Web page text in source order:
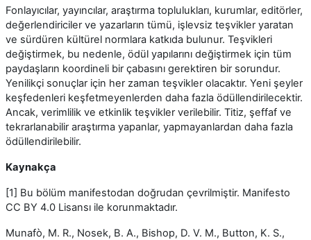
Fonlayıcılar, yayıncılar, araştırma toplulukları, kurumlar, editörler,
değerlendiriciler ve yazarların tümü, işlevsiz teşvikler yaratan
ve sürdüren kültürel normlara katkıda bulunur. Teşvikleri
değiştirmek, bu nedenle, ödül yapılarını değiştirmek için tüm
paydaşların koordineli bir çabasını gerektiren bir sorundur.
Yenilikçi sonuçlar için her zaman teşvikler olacaktır. Yeni şeyler
keşfedenleri keşfetmeyenlerden daha fazla ödüllendirilecektir.
Ancak, verimlilik ve etkinlik teşvikler verilebilir. Titiz, şeffaf ve
tekrarlanabilir araştırma yapanlar, yapmayanlardan daha fazla
ödüllendirilebilir.
Kaynakça
[1] Bu bölüm manifestodan doğrudan çevrilmiştir. Manifesto
CC BY 4.0 Lisansı ile korunmaktadır.
Munafò, M. R., Nosek, B. A., Bishop, D. V. M., Button, K. S.,